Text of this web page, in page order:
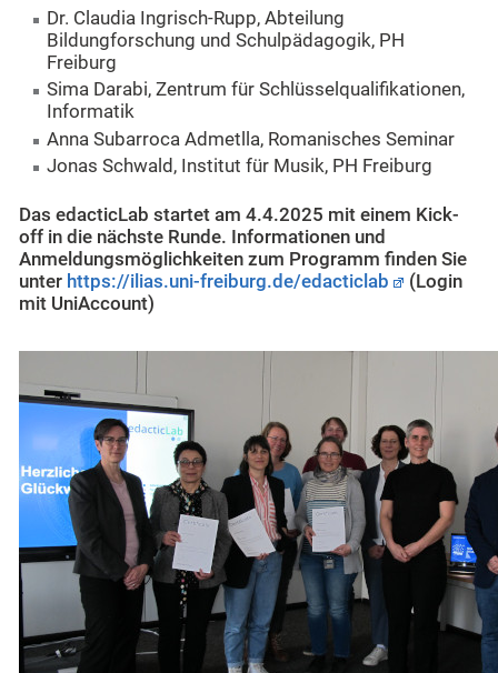
Dr. Claudia Ingrisch-Rupp, Abteilung
Bildungforschung und Schulpädagogik, PH
Freiburg
Sima Darabi, Zentrum für Schlüsselqualifikationen,
Informatik
Anna Subarroca Admetlla, Romanisches Seminar
Jonas Schwald, Institut für Musik, PH Freiburg
Das edacticLab startet am 4.4.2025 mit einem Kick-
off in die nächste Runde. Informationen und
Anmeldungsmöglichkeiten zum Programm finden Sie
unter https://ilias.uni-freiburg.de/edacticlab
(Login
mit UniAccount)